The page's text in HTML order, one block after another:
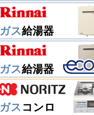
ガス給湯器
ガス給湯器
ガス コンロ